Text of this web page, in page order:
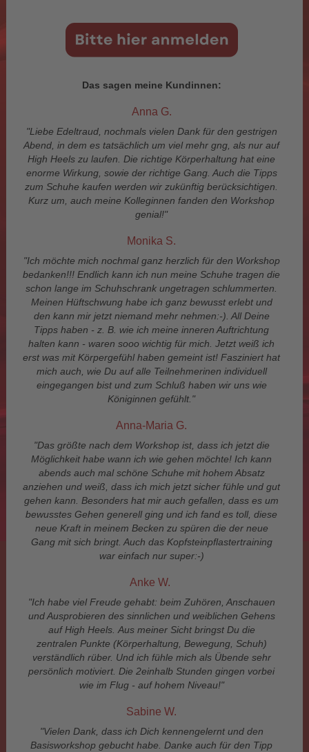
Das sagen meine Kundinnen:
Anna G.
"Liebe Edeltraud, nochmals vielen Dank für den gestrigen
Abend, in dem es tatsächlich um viel mehr gng, als nur auf
High Heels zu laufen. Die richtige Körperhaltung hat eine
enorme Wirkung, sowie der richtige Gang. Auch die Tipps
zum Schuhe kaufen werden wir zukünftig berücksichtigen.
Kurz um, auch meine Kolleginnen fanden den Workshop
genial!"
Monika S.
"Ich möchte mich nochmal ganz herzlich für den Workshop
bedanken!!! Endlich kann ich nun meine Schuhe tragen die
schon lange im Schuhschrank ungetragen schlummerten.
Meinen Hüftschwung habe ich ganz bewusst erlebt und
den kann mir jetzt niemand mehr nehmen:-). All Deine
Tipps haben - z. B. wie ich meine inneren Auftrichtung
halten kann - waren sooo wichtig für mich. Jetzt weiß ich
erst was mit Körpergefühl haben gemeint ist! Fasziniert hat
mich auch, wie Du auf alle Teilnehmerinen individuell
eingegangen bist und zum Schluß haben wir uns wie
Königinnen gefühlt."
Anna-Maria G.
"Das größte nach dem Workshop ist, dass ich jetzt die
Möglichkeit habe wann ich wie gehen möchte! Ich kann
abends auch mal schöne Schuhe mit hohem Absatz
anziehen und weiß, dass ich mich jetzt sicher fühle und gut
gehen kann. Besonders hat mir auch gefallen, dass es um
bewusstes Gehen generell ging und ich fand es toll, diese
neue Kraft in meinem Becken zu spüren die der neue
Gang mit sich bringt. Auch das Kopfsteinpflastertraining
war einfach nur super:-)
Anke W.
"Ich habe viel Freude gehabt: beim Zuhören, Anschauen
und Ausprobieren des sinnlichen und weiblichen Gehens
auf High Heels. Aus meiner Sicht bringst Du die
zentralen Punkte (Körperhaltung, Bewegung, Schuh)
verständlich rüber. Und ich fühle mich als Übende sehr
persönlich motiviert. Die 2einhalb Stunden gingen vorbei
wie im Flug - auf hohem Niveau!"
Sabine W.
"Vielen Dank, dass ich Dich kennengelernt und den
Basisworkshop gebucht habe. Danke auch für den Tipp